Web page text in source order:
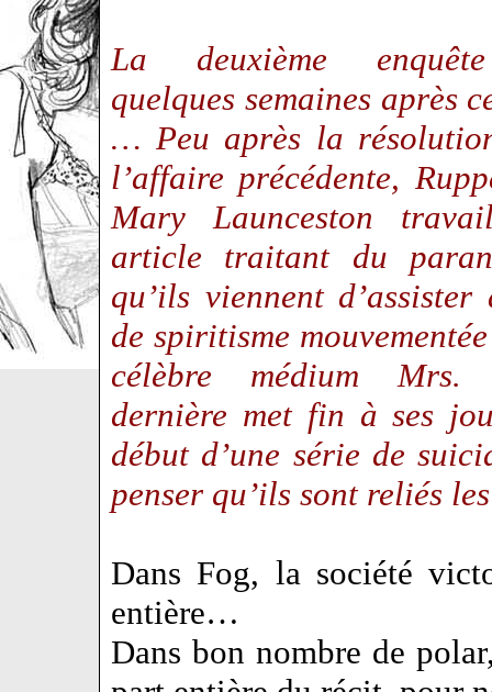
La deuxième
quelques semaines après
… Peu après la
l’affaire précédente,
Mary Launceston
article traitant du
qu’ils viennent d’assister
de spiritisme
célèbre médium Mrs.
dernière met fin à ses
début d’une série de
penser qu’ils sont reliés
Dans Fog, la société
entière…
Dans bon nombre de